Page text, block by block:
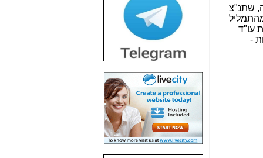
שתנ"צ
עו"ד
-
חשיפת מה שלא
רוצים שתדעו בעניין
פריסת אנלימיטד
(בניחוח בלתי נסבל) -
כאן
חשיפה: איוב קרא
אישר לקבוצת סלקום
בדיוק מה שביבי אישר
כאן
האם השר איוב קרא
היה צריך בכלל לחתום
על האישור, שנתן